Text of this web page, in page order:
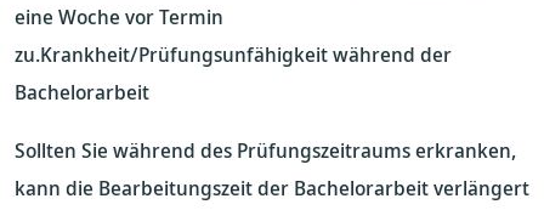
eine Woche vor Termin
zu.Krankheit/Prüfungsunfähigkeit während der
Bachelorarbeit
Sollten Sie während des Prüfungszeitraums erkranken,
kann die Bearbeitungszeit der Bachelorarbeit verlängert